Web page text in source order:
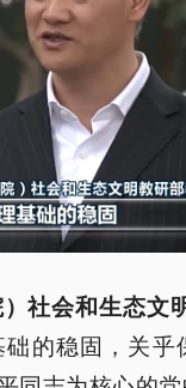
社会和生态文
的稳固，关乎